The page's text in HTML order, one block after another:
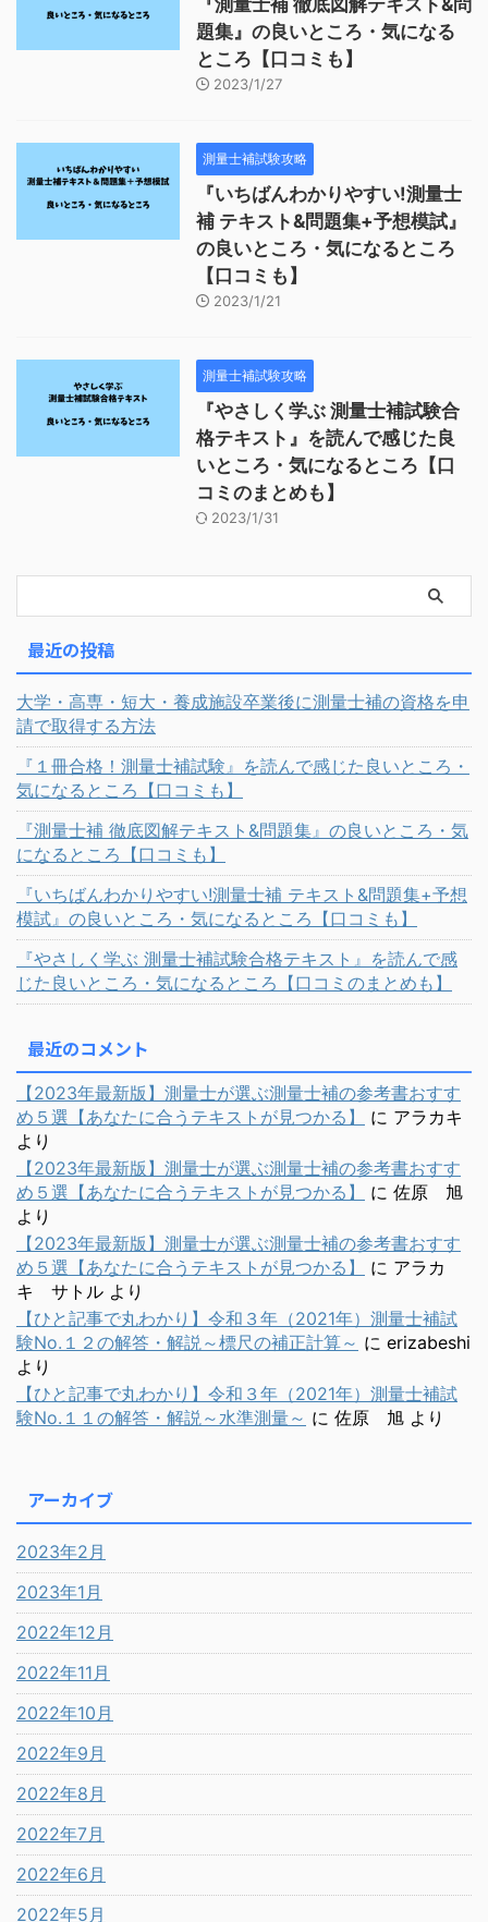
『測量士補 徹底図解テキスト&問
題集』の良いところ・気になる
ところ【口コミも】
2023/1/27
測量士補試験攻略
『いちばんわかりやすい!測量士
補 テキスト&問題集+予想模試』
の良いところ・気になるところ
【口コミも】
2023/1/21
測量士補試験攻略
『やさしく学ぶ 測量士補試験合
格テキスト』を読んで感じた良
いところ・気になるところ【口
コミのまとめも】
2023/1/31
最近の投稿
大学・高専・短大・養成施設卒業後に測量士補の資格を申
請で取得する方法
『１冊合格！測量士補試験』を読んで感じた良いところ・
気になるところ【口コミも】
『測量士補 徹底図解テキスト&問題集』の良いところ・気
になるところ【口コミも】
『いちばんわかりやすい!測量士補 テキスト&問題集+予想
模試』の良いところ・気になるところ【口コミも】
『やさしく学ぶ 測量士補試験合格テキスト』を読んで感
じた良いところ・気になるところ【口コミのまとめも】
最近のコメント
【2023年最新版】測量士が選ぶ測量士補の参考書おすす
め５選【あなたに合うテキストが見つかる】
に アラカキ
より
【2023年最新版】測量士が選ぶ測量士補の参考書おすす
め５選【あなたに合うテキストが見つかる】
に 佐原 旭
より
【2023年最新版】測量士が選ぶ測量士補の参考書おすす
め５選【あなたに合うテキストが見つかる】
に アラカ
キ サトル より
【ひと記事で丸わかり】令和３年（2021年）測量士補試
験No.１２の解答・解説～標尺の補正計算～ に erizabeshi
より
【ひと記事で丸わかり】令和３年（2021年）測量士補試
験No.１１の解答・解説～水準測量～ に 佐原 旭 より
アーカイブ
2023年2月
2023年1月
2022年12月
2022年11月
2022年10月
2022年9月
2022年8月
2022年7月
2022年6月
2022年5月